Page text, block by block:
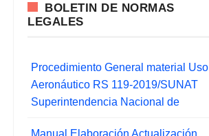
BOLETIN DE NORMAS
LEGALES
Procedimiento General material Uso
Aeronáutico RS 119-2019/SUNAT
Superintendencia Nacional de
Manual Elaboración Actualización